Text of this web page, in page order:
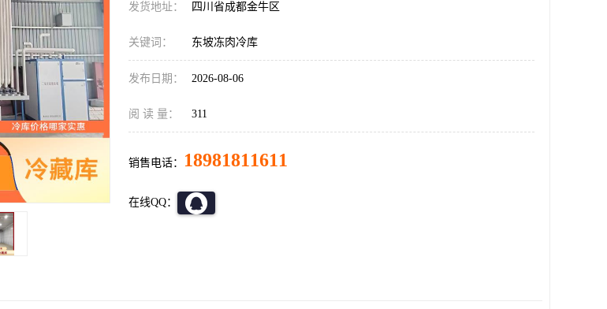
发货地址： 四川省成都金牛区
关键词： 东坡冻肉冷库
发布日期： 2026-08-06
阅 读 量： 311
销售电话： 18981811611
在线QQ：